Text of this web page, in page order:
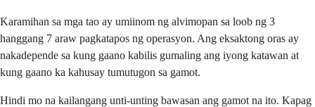
Karamihan sa mga tao ay umiinom ng alvimopan sa loob ng 3
hanggang 7 araw pagkatapos ng operasyon. Ang eksaktong oras ay
nakadepende sa kung gaano kabilis gumaling ang iyong katawan at
kung gaano ka kahusay tumutugon sa gamot.
Hindi mo na kailangang unti-unting bawasan ang gamot na ito. Kapag